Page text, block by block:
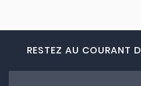
RESTEZ AU COURANT